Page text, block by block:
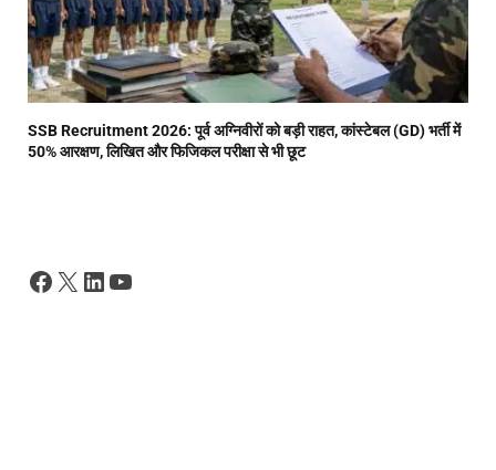
SSB Recruitment 2026: पूर्व अग्निवीरों को बड़ी राहत, कांस्टेबल (GD) भर्ती में
50% आरक्षण, लिखित और फिजिकल परीक्षा से भी छूट
Facebook
X LinkedIn
YouTube